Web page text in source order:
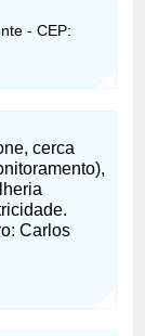
- CEP:
cerca
Carlos